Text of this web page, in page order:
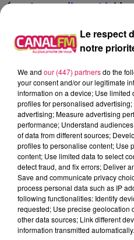
écouteren cliquant ici !
LA « FERME DU PIOPOT »
Quant aux yaourts et aux
Bio dela « Ferme du
commercialisés à
un 1er slogan « du Pis
Yaourt ! »
83 18 92 08
À L'ANTENNE
Le respect
notre
We and our (447) partnersdo the
your consent and/or our legitimate
information on a device; Use
profiles for personalised
advertising; Measure advertising
performance; Understand
of data from different sources;
profiles to personalise content; Use
content; Use limited data to select
detect fraud, and fix errors; Deliver
Save and communicate privacy
process personal data such as IP
following functionalities: Identify
requested; Use precise geolocation
other data sources; Link different
information transmitted automatically.